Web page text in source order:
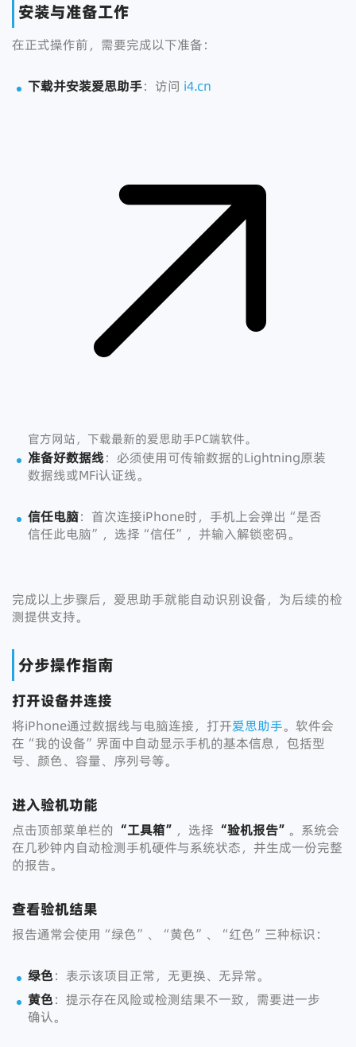
安装与准备工作
在正式操作前，需要完成以下准备：
下载并安装爱思助手：访问 i4.cn
官方网站，下载最新的爱思助手PC端软件。
准备好数据线：必须使用可传输数据的Lightning原装
数据线或MFi认证线。
信任电脑：首次连接iPhone时，手机上会弹出“是否
信任此电脑”，选择“信任”，并输入解锁密码。
完成以上步骤后，爱思助手就能自动识别设备，为后续的检
测提供支持。
分步操作指南
打开设备并连接
将iPhone通过数据线与电脑连接，打开爱思助手。软件会
在“我的设备”界面中自动显示手机的基本信息，包括型
号、颜色、容量、序列号等。
进入验机功能
点击顶部菜单栏的 “工具箱” ，选择 “验机报告” 。系统会
在几秒钟内自动检测手机硬件与系统状态，并生成一份完整
的报告。
查看验机结果
报告通常会使用“绿色”、“黄色”、“红色”三种标识：
绿色：表示该项目正常，无更换、无异常。
黄色：提示存在风险或检测结果不一致，需要进一步
确认。